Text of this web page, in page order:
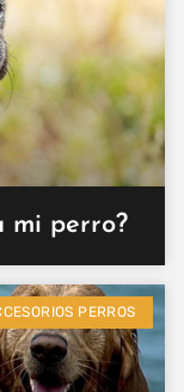
mi perro?
PERROS